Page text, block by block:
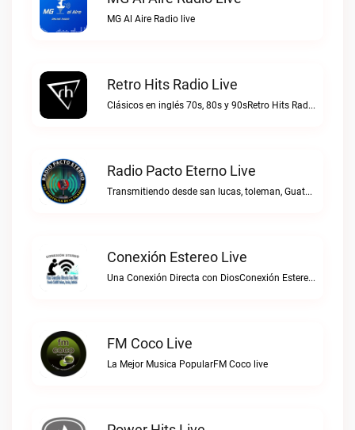
MG Al Aire Radio live
Retro Hits Radio Live
Clásicos en inglés 70s, 80s y 90sRetro Hits Radio live
Radio Pacto Eterno Live
Transmitiendo desde san lucas, toleman, Guatemala. Centro america.Radio Pacto Eterno live
Conexión Estereo Live
Una Conexión Directa con DiosConexión Estereo live
FM Coco Live
La Mejor Musica PopularFM Coco live